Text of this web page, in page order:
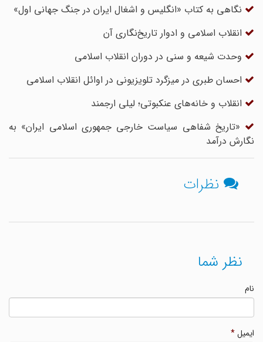
نگاهی به کتاب «انگلیس و اشغال ایران در جنگ جهانی اول»
انقلاب اسلامی و ادوار تاریخ‌نگاری آن
وحدت شیعه و سنی در دوران انقلاب اسلامی
احسان طبری در میزگرد تلویزیونی در اوائل انقلاب اسلامی
انقلاب و خانه‌های عنکبوتی؛ لیلی ارجمند
«تاریخ شفاهی سیاست خارجی جمهوری اسلامی ایران» به
نگارش درآمد
نظرات
نظر شما
ایمیل*